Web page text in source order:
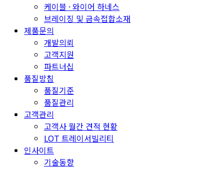
케이블 · 와이어 하네스
브레이징 및 금속접합소재
제품문의
개발의뢰
고객지원
파트너십
품질방침
품질기준
품질관리
고객관리
고객사 월간 견적 현황
LOT 트레이서빌리티
인사이트
기술동향